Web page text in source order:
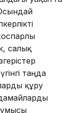
салық
таңда
құру